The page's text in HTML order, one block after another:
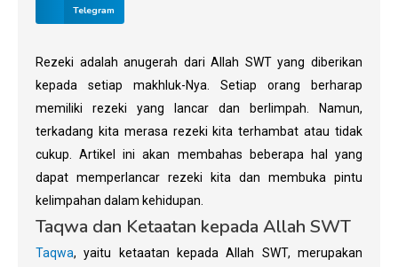
Telegram
Rezeki adalah anugerah dari Allah SWT yang diberikan
kepada setiap makhluk-Nya. Setiap orang berharap
memiliki rezeki yang lancar dan berlimpah. Namun,
terkadang kita merasa rezeki kita terhambat atau tidak
cukup. Artikel ini akan membahas beberapa hal yang
dapat memperlancar rezeki kita dan membuka pintu
kelimpahan dalam kehidupan.
Taqwa dan Ketaatan kepada Allah SWT
Taqwa, yaitu ketaatan kepada Allah SWT, merupakan